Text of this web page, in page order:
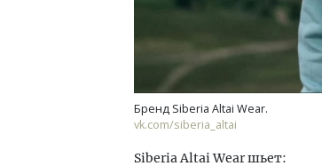
Бренд Siberia Altai Wear.
vk.com/siberia_altai
Siberia Altai Wear шьет: